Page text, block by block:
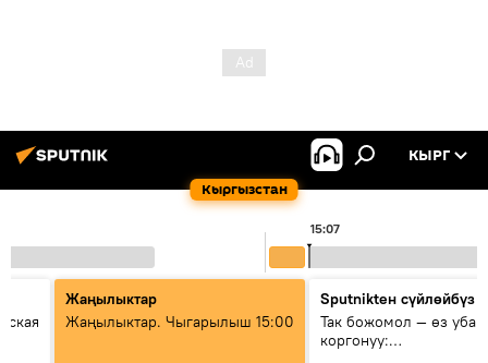
Кыргызстан
КЫРГ
15:07
Жаңылыктар
Жаңылыктар. Чыгарылыш 15:00
Sputnikteн сүйлөйбүз
Так божомол — өз
коргонуу: